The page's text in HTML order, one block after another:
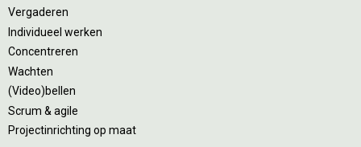
Vergaderen
Individueel werken
Concentreren
Wachten
(Video)bellen
Scrum & agile
Projectinrichting op maat